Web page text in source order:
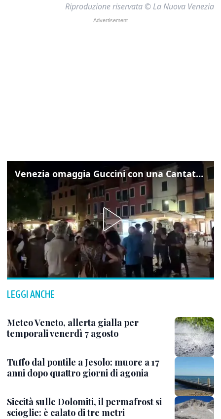
Riproduzione riservata © La Nuova Venezia
Venezia omaggia Guccini con una Cantata Anarchica in campo Santa Margherita
LEGGI ANCHE
Meteo Veneto, allerta gialla per
temporali venerdì 7 agosto
Tuffo dal pontile a Jesolo: muore a 17
anni dopo quattro giorni di agonia
Siccità sulle Dolomiti, il permafrost si
scioglie: è calato di tre metri